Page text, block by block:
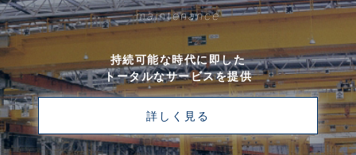
maintenance
持続可能な時代に即した
トータルなサービスを提供
詳しく見る